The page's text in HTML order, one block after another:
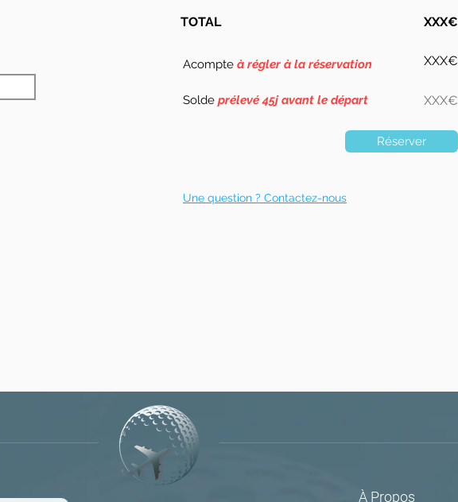
TOTAL XXX€
Acompte à régler à la réservation XXX€
Solde prélevé 45j avant le départ XXX€
Réserver
Une question ? Contactez-nous
À Propos